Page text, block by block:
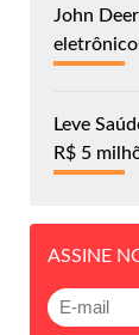
John
Leve
R$ 5
ASSINE